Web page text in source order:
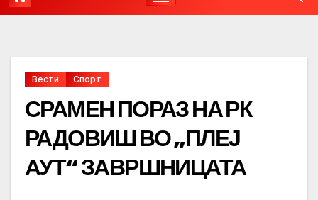
Вести Спорт
СРАМЕН ПОРАЗ НА РК
РАДОВИШ ВО „ПЛЕЈ
АУТ“ ЗАВРШНИЦАТА